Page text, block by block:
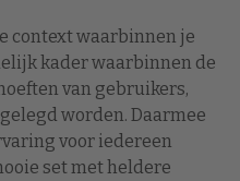
context waarbinnen je
kader waarbinnen de
van gebruikers,
worden. Daarmee
voor iedereen
set met heldere